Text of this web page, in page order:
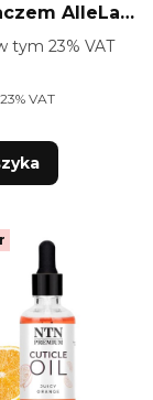
AlleLac
Bloom Kiss
tym %s VAT
tym 23% VAT
brutto
VAT
netto